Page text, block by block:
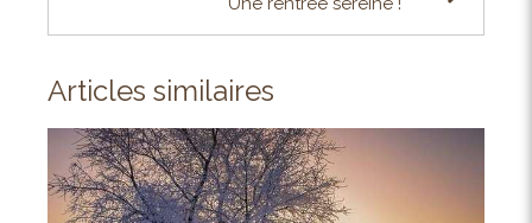
Articles similaires